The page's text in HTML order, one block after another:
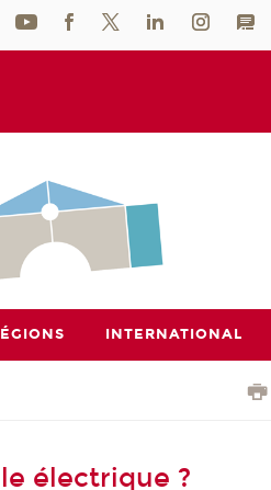
INTERNATIONAL
électrique ?